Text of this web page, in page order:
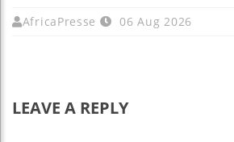
AfricaPresse 06 Aug 2026
LEAVE A REPLY